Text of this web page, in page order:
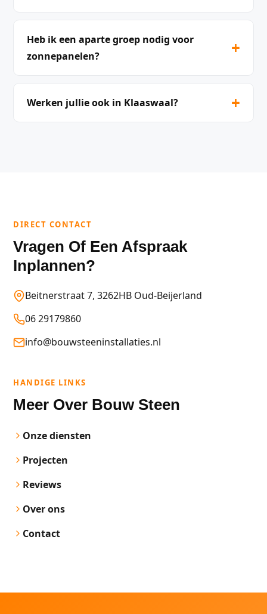
Heb ik een aparte groep nodig voor
zonnepanelen?
+
Werken jullie ook in Klaaswaal? +
DIRECT CONTACT
Vragen Of Een Afspraak
Inplannen?
Beitnerstraat 7, 3262HB Oud-Beijerland
06 29179860
info@bouwsteeninstallaties.nl
HANDIGE LINKS
Meer Over Bouw Steen
Onze diensten
Projecten
Reviews
Over ons
Contact